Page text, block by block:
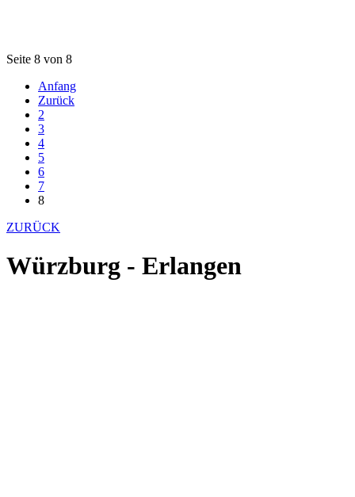
Seite 8 von 8
Anfang
Zurück
2
3
4
5
6
7
8
ZURÜCK
Würzburg - Erlangen